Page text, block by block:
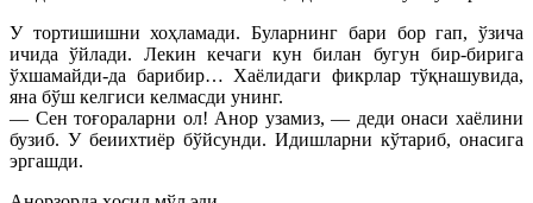
У тортишишни хоҳламади. Буларнинг бари бор гап, ўзича
ичида ўйлади. Лекин кечаги кун билан бугун бир-бирига
ўхшамайди-да барибир… Хаёлидаги фикрлар тўқнашувида,
яна бўш келгиси келмасди унинг.
— Сен тоғораларни ол! Анор узамиз, — деди онаси хаёлини
бузиб. У беиихтиёр бўйсунди. Идишларни кўтариб, онасига
эргашди.